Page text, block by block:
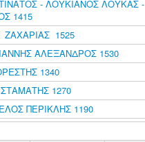
- ΛΟΥΚΙΑΝΟΣ ΛΟΥΚΑΣ -
1415
1525
ΑΛΕΞΑΝΔΡΟΣ 1530
1340
1270
ΠΕΡΙΚΛΗΣ 1190